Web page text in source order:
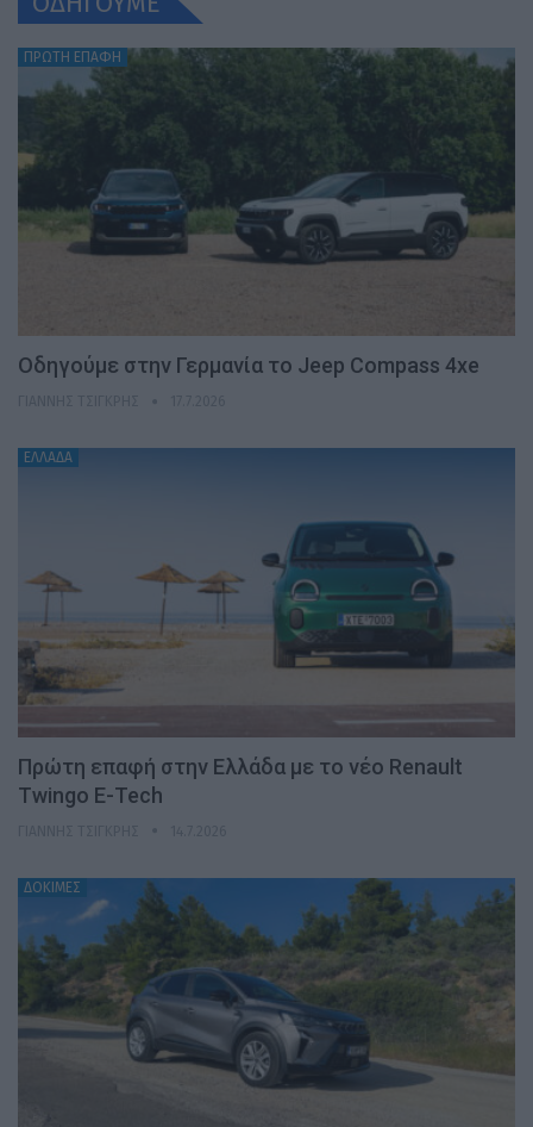
ΠΡΩΤΗ ΕΠΑΦΗ
Οδηγούμε στην Γερμανία το Jeep Compass 4xe
ΕΛΛΑΔΑ
Πρώτη επαφή στην Ελλάδα με το νέο Renault
Twingo E-Tech
ΔΟΚΙΜΕΣ